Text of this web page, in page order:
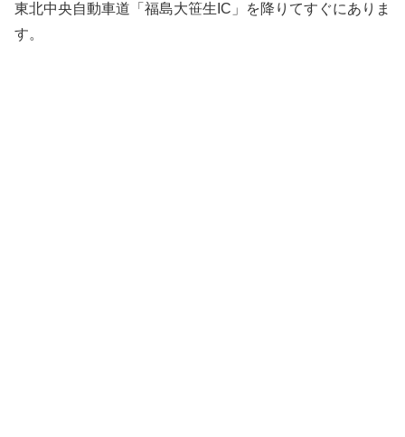
東北中央自動車道「福島大笹生IC」を降りてすぐにありま
す。